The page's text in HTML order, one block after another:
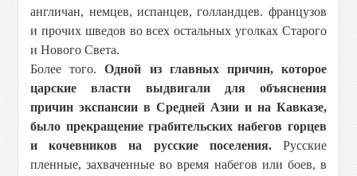
англичан, немцев, испанцев, голландцев. французов
и прочих шведов во всех остальных уголках Старого
и Нового Света.
Более того.Одной из главных причин, которое
царские власти выдвигали для объяснения
причин экспансии в Средней Азии и на Кавказе,
было прекращение грабительских набегов горцев
и кочевников на русские поселения.Русские
пленные, захваченные во время набегов или боев, в